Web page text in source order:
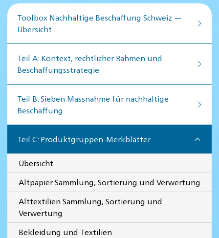
Toolbox Nachhaltige Beschaffung Schweiz —
Übersicht
Teil A: Kontext, rechtlicher Rahmen und
Beschaffungsstrategie
Teil B: Sieben Massnahme für nachhaltige
Beschaffung
Teil C: Produktgruppen-Merkblätter
Übersicht
Altpapier Sammlung, Sortierung und Verwertung
Alttextilien Sammlung, Sortierung und
Verwertung
Bekleidung und Textilien